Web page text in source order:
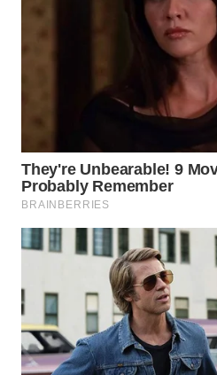
LAWAS
WN
SUMEDANG
WN
CIANJUR
KEPULAUAN
SERIBU